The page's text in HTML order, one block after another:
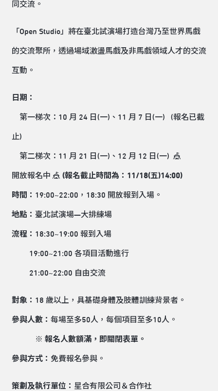
同交流。
「Open Studio」將在臺北試演場打造台灣乃至世界馬戲
的交流聚所，透過場域激盪馬戲及非馬戲領域人才的交流
互動。
日期：
第一梯次：10 月 24 日(一)、11 月 7 日(一) (報名已截
止)
第二梯次：11 月 21 日(一)、12 月 12 日(一) 🎪
開放報名中 🎪 (報名截止時間為：11/18(五)14:00)
時間： 19:00~22:00，18:30 開放報到入場。
地點： 臺北試演場—大排練場
流程： 18:30~19:00 報到入場
19:00~21:00 各項目活動進行
21:00~22:00 自由交流
對象： 18 歲以上，具基礎身體及肢體訓練背景者。
參與人數： 每場至多50人，每個項目至多10人。
※ 報名人數額滿，即關閉表單。
參與方式： 免費報名參與。
策劃及執行單位： 星合有限公司＆合作社